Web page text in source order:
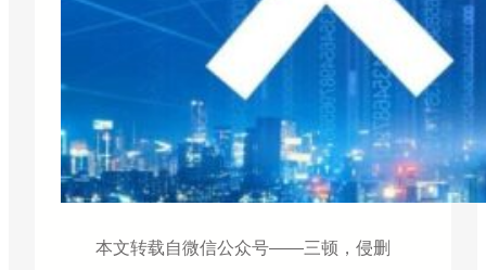
本文转载自微信公众号——三顿，侵删